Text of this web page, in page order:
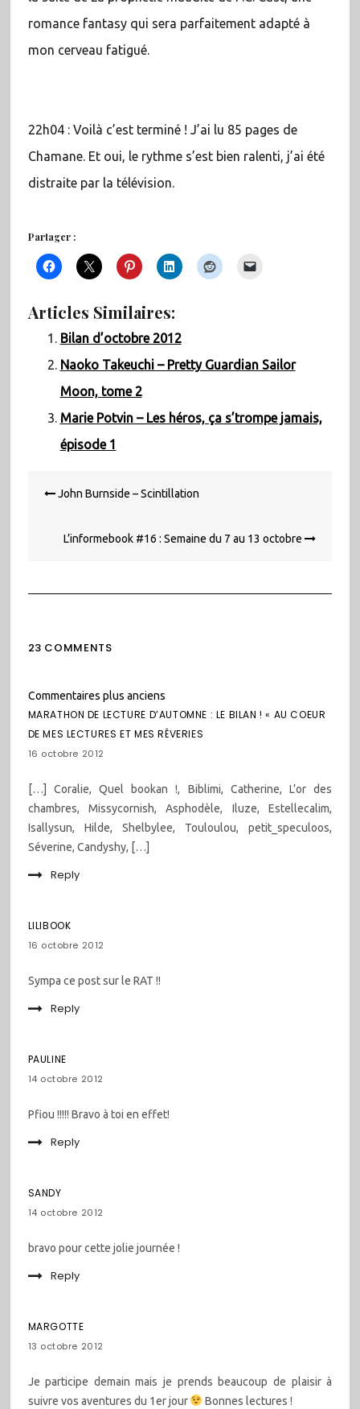
romance fantasy qui sera parfaitement adapté à
mon cerveau fatigué.
22h04 : Voilà c’est terminé ! J’ai lu 85 pages de
Chamane. Et oui, le rythme s’est bien ralenti, j’ai été
distraite par la télévision.
Partager :
Articles Similaires:
Bilan d’octobre 2012
Naoko Takeuchi – Pretty Guardian Sailor
Moon, tome 2
Marie Potvin – Les héros, ça s’trompe jamais,
épisode 1
de John Burnside – Scintillation
L’informebook #16 : Semaine du 7 au 13 octobre
23 COMMENTS
Navigation
dans
les
commentaires
Commentaires plus anciens
MARATHON DE LECTURE D’AUTOMNE : LE BILAN ! « AU COEUR
DE MES LECTURES ET MES RÊVERIES
16 octobre 2012
[…] Coralie, Quel bookan !, Biblimi, Catherine, L’or des
chambres, Missycornish, Asphodèle, Iluze, Estellecalim,
Isallysun, Hilde, Shelbylee, Touloulou, petit_speculoos,
Séverine, Candyshy, […]
Reply
LILIBOOK
16 octobre 2012
Sympa ce post sur le RAT !!
Reply
PAULINE
14 octobre 2012
Pfiou !!!!! Bravo à toi en effet!
Reply
SANDY
14 octobre 2012
bravo pour cette jolie journée !
Reply
MARGOTTE
13 octobre 2012
Je participe demain mais je prends beaucoup de plaisir à
suivre vos aventures du 1er jour
Bonnes lectures !